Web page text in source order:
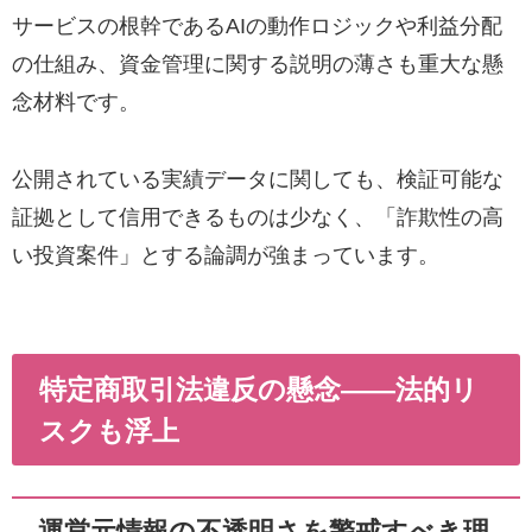
サービスの根幹であるAIの動作ロジックや利益分配
の仕組み、資金管理に関する説明の薄さも重大な懸
念材料です。
公開されている実績データに関しても、検証可能な
証拠として信用できるものは少なく、「詐欺性の高
い投資案件」とする論調が強まっています。
特定商取引法違反の懸念――法的リ
スクも浮上